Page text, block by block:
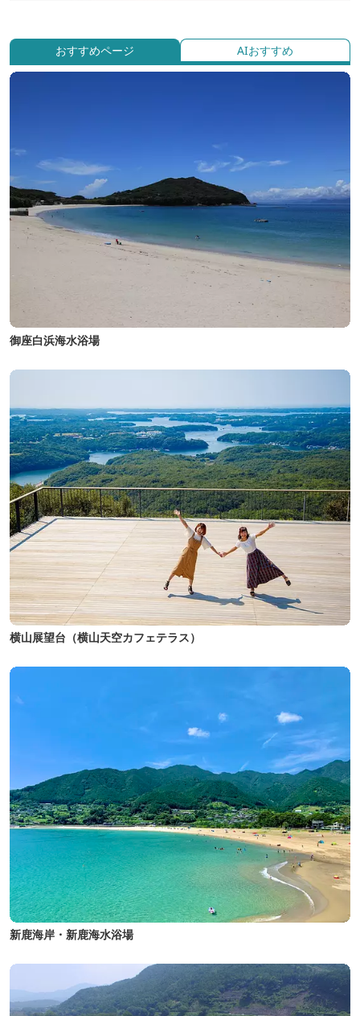
おすすめページ AIおすすめ
御座白浜海水浴場
横山展望台（横山天空カフェテラス）
新鹿海岸・新鹿海水浴場